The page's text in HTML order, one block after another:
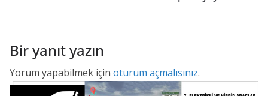
Bir yanıt yazın
Yorum yapabilmek için oturum açmalısınız.